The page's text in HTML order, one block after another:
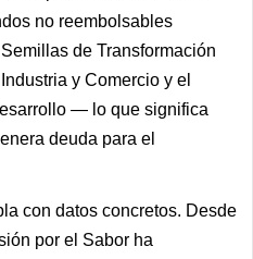
no reembolsables
de Transformación
y Comercio y el
— lo que significa
deuda para el
con datos concretos. Desde
por el Sabor ha